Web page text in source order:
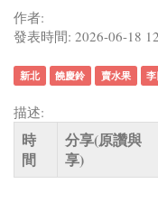
作者:
發表時間: 2026-06-18
新北 饒慶鈴 賣水果
描述:
時
間
分享(原讚與
享)